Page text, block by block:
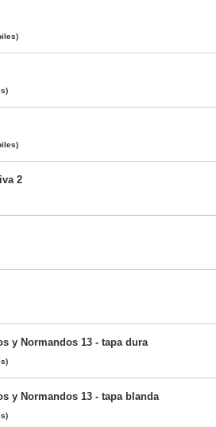
2
y Normandos 13 - tapa dura
y Normandos 13 - tapa blanda